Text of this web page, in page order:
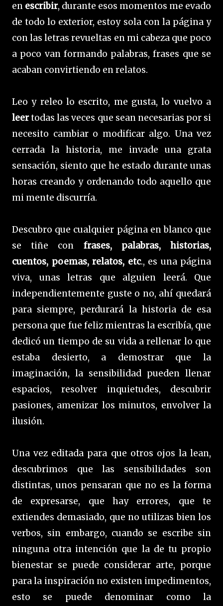
en escribir, durante esos momentos me evado
de todo lo exterior, estoy sola con la página y
con las letras revueltas en mi cabeza que poco
a poco van formando palabras, frases que se
acaban convirtiendo en relatos.
Leo y releo lo escrito, me gusta, lo vuelvo a
leertodas las veces que sean necesarias por si
necesito cambiar o modificar algo. Una vez
cerrada la historia, me invade una grata
sensación, siento que he estado durante unas
horas creando y ordenando todo aquello que
mi mente discurría.
Descubro que cualquier página en blanco que
se tiñe con frases, palabras, historias,
cuentos, poemas, relatos, etc., es una página
viva, unas letras que alguien leerá. Que
independientemente guste o no, ahí quedará
para siempre, perdurará la historia de esa
persona que fue feliz mientras la escribía, que
dedicó un tiempo de su vida a rellenar lo que
estaba desierto, a demostrar que la
imaginación, la sensibilidad pueden llenar
espacios, resolver inquietudes, descubrir
pasiones, amenizar los minutos, envolver la
ilusión.
Una vez editada para que otros ojos la lean,
descubrimos que las sensibilidades son
distintas, unos pensaran que no es la forma
de expresarse, que hay errores, que te
extiendes demasiado, que no utilizas bien los
verbos, sin embargo, cuando se escribe sin
ninguna otra intención que la de tu propio
bienestar se puede considerar arte, porque
para la inspiración no existen impedimentos,
esto se puede denominar como la